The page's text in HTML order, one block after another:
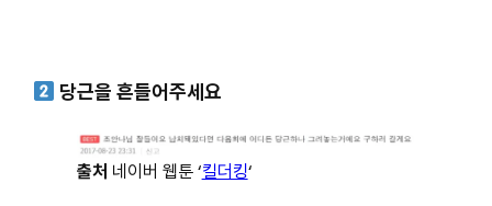
당근을 흔들어주세요
출처 네이버 웹툰 ‘킬더킹‘